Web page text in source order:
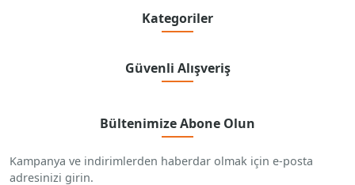
Kategoriler
Güvenli Alışveriş
Bültenimize Abone Olun
Kampanya ve indirimlerden haberdar olmak için e-posta
adresinizi girin.